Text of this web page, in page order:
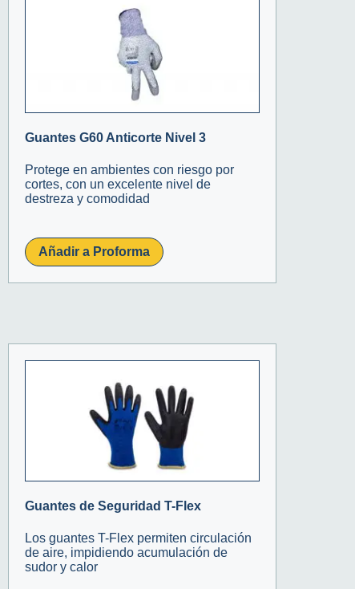
Guantes G60 Anticorte Nivel 3
Protege en ambientes con riesgo por
cortes, con un excelente nivel de
destreza y comodidad
Añadir a Proforma
Guantes de Seguridad T-Flex
Los guantes T-Flex permiten circulación
de aire, impidiendo acumulación de
sudor y calor